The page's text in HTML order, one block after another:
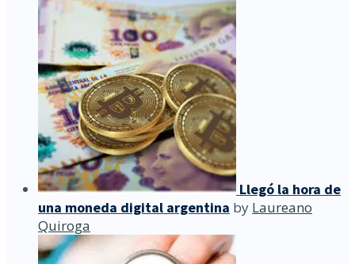
Llegó la hora de
una moneda digital argentina by Laureano
Quiroga